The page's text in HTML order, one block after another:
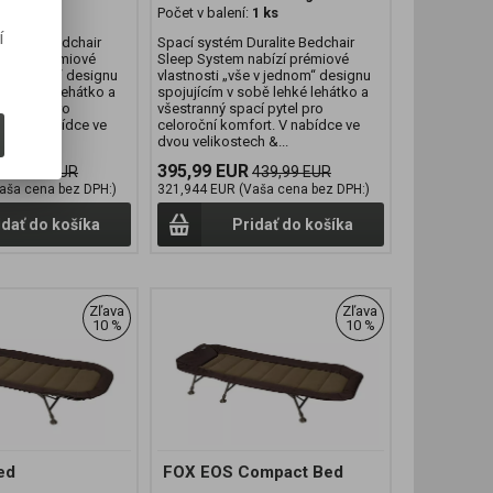
Bedchair
prémiové
jednom“ designu
lehké lehátko a
pytel pro
V nabídce ve
&...
399,99 EUR
cena bez DPH:)
do košíka
Počet v balení: 1 ks
Spací systém Duralite Bedchair
Sleep System nabízí prémiové
vlastnosti „vše v jednom“ designu
spojujícím v sobě lehké lehátko a
všestranný spací pytel pro
celoroční komfort. V nabídce ve
dvou velikostech &...
395,99 EUR439,99 EUR
321,944 EUR (Vaša cena bez DPH:)
Pridať do košíka
Zľava
10 %
Zľava
10 %
FOX EOS Compact Bed